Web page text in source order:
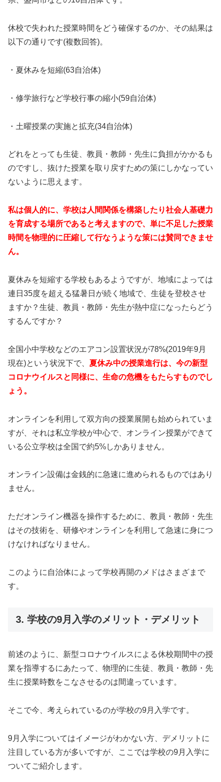
休校で失われた授業時間をどう確保するのか、その結果は
以下の通りです(複数回答)。
・夏休みを短縮(63自治体)
・修学旅行など学校行事の縮小(59自治体)
・土曜授業の実施と拡充(34自治体)
どれをとっても生徒、教員・教師・先生に負担がかかるも
のですし、抜けた授業を取り戻すための策にしかなってい
ないように思えます。
私は個人的に、学校は人間関係を構築したり社会人基礎力
を育成する場所であると考えますので、単に不足した授業
時間を物理的に圧縮して行なうような策には賛同できませ
ん。
夏休みを短縮する学校もあるようですが、地域によっては
連日35度を超える猛暑日が続く地域で、生徒を登校させ
ますか？生徒、教員・教師・先生が熱中症になったらどう
するんですか？
全国小中学校などのエアコン設置状況が78%(2019年9月
現在)という状況下で、 夏休み中の授業進行は、今の新型
コロナウイルスと同様に、生命の危機をもたらすものでし
ょう。
オンラインを利用して双方向の授業展開も始められていま
すが、それは私立学校が中心で、オンライン授業ができて
いる公立学校は全国で約5%しかありません。
オンライン設備は金銭的に急速に進められるものではあり
ません。
ただオンライン機器を操作するために、教員・教師・先生
はその技術を、研修やオンラインを利用して急速に身につ
けなければなりません。
このように自治体によって学校再開のメドはさまざまで
す。
3. 学校の9月入学のメリット・デメリット
前述のように、新型コロナウイルスによる休校期間中の授
業を指導するにあたって、物理的に生徒、教員・教師・先
生に授業時数をこなさせるのは間違っています。
そこで今、考えられているのが学校の9月入学です。
9月入学についてはイメージがわかない方、デメリットに
注目している方が多いですが、ここでは学校の9月入学に
ついてご紹介します。